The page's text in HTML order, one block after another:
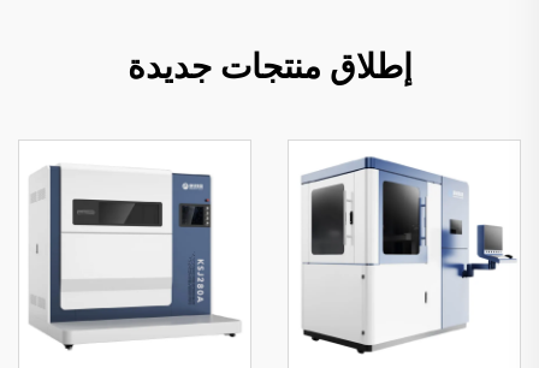
إطلاق منتجات جديدة